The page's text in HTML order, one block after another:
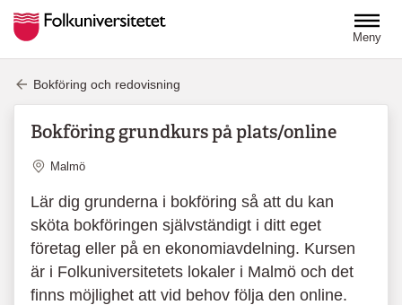
Meny
Bokföring och redovisning
Bokföring grundkurs på plats/online
Plats
Malmö
Lär dig grunderna i bokföring så att du kan
sköta bokföringen självständigt i ditt eget
företag eller på en ekonomiavdelning. Kursen
är i Folkuniversitetets lokaler i Malmö och det
finns möjlighet att vid behov följa den online.